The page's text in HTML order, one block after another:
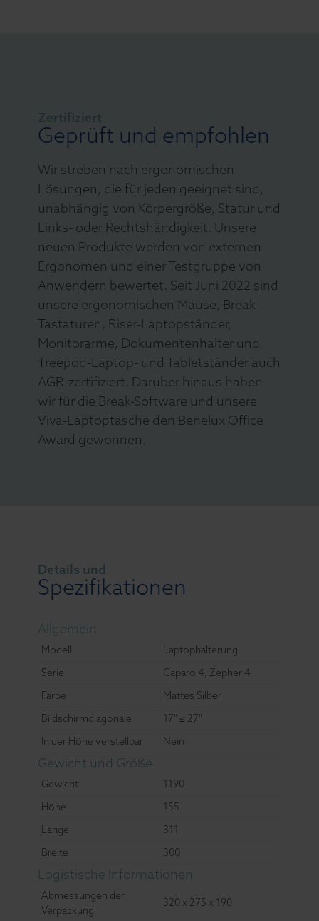
Zertifiziert
Geprüft und empfohlen
Wir streben nach ergonomischen
Lösungen, die für jeden geeignet sind,
unabhängig von Körpergröße, Statur und
Links- oder Rechtshändigkeit. Unsere
neuen Produkte werden von externen
Ergonomen und einer Testgruppe von
Anwendern bewertet. Seit Juni 2022 sind
unsere ergonomischen Mäuse, Break-
Tastaturen, Riser-Laptopständer,
Monitorarme, Dokumentenhalter und
Treepod-Laptop- und Tabletständer auch
AGR-zertifiziert. Darüber hinaus haben
wir für die Break-Software und unsere
Viva-Laptoptasche den Benelux Office
Award gewonnen.
Details und
Spezifikationen
Allgemein
Modell
Laptophalterung
Serie
Caparo 4, Zepher 4
Farbe
Mattes Silber
Bildschirmdiagonale
17" ≤ 27"
In der Höhe verstellbar
Nein
Gewicht und Größe
Gewicht
1190
Höhe
155
Länge
311
Breite
300
Logistische Informationen
Abmessungen der
Verpackung
320 x 275 x 190